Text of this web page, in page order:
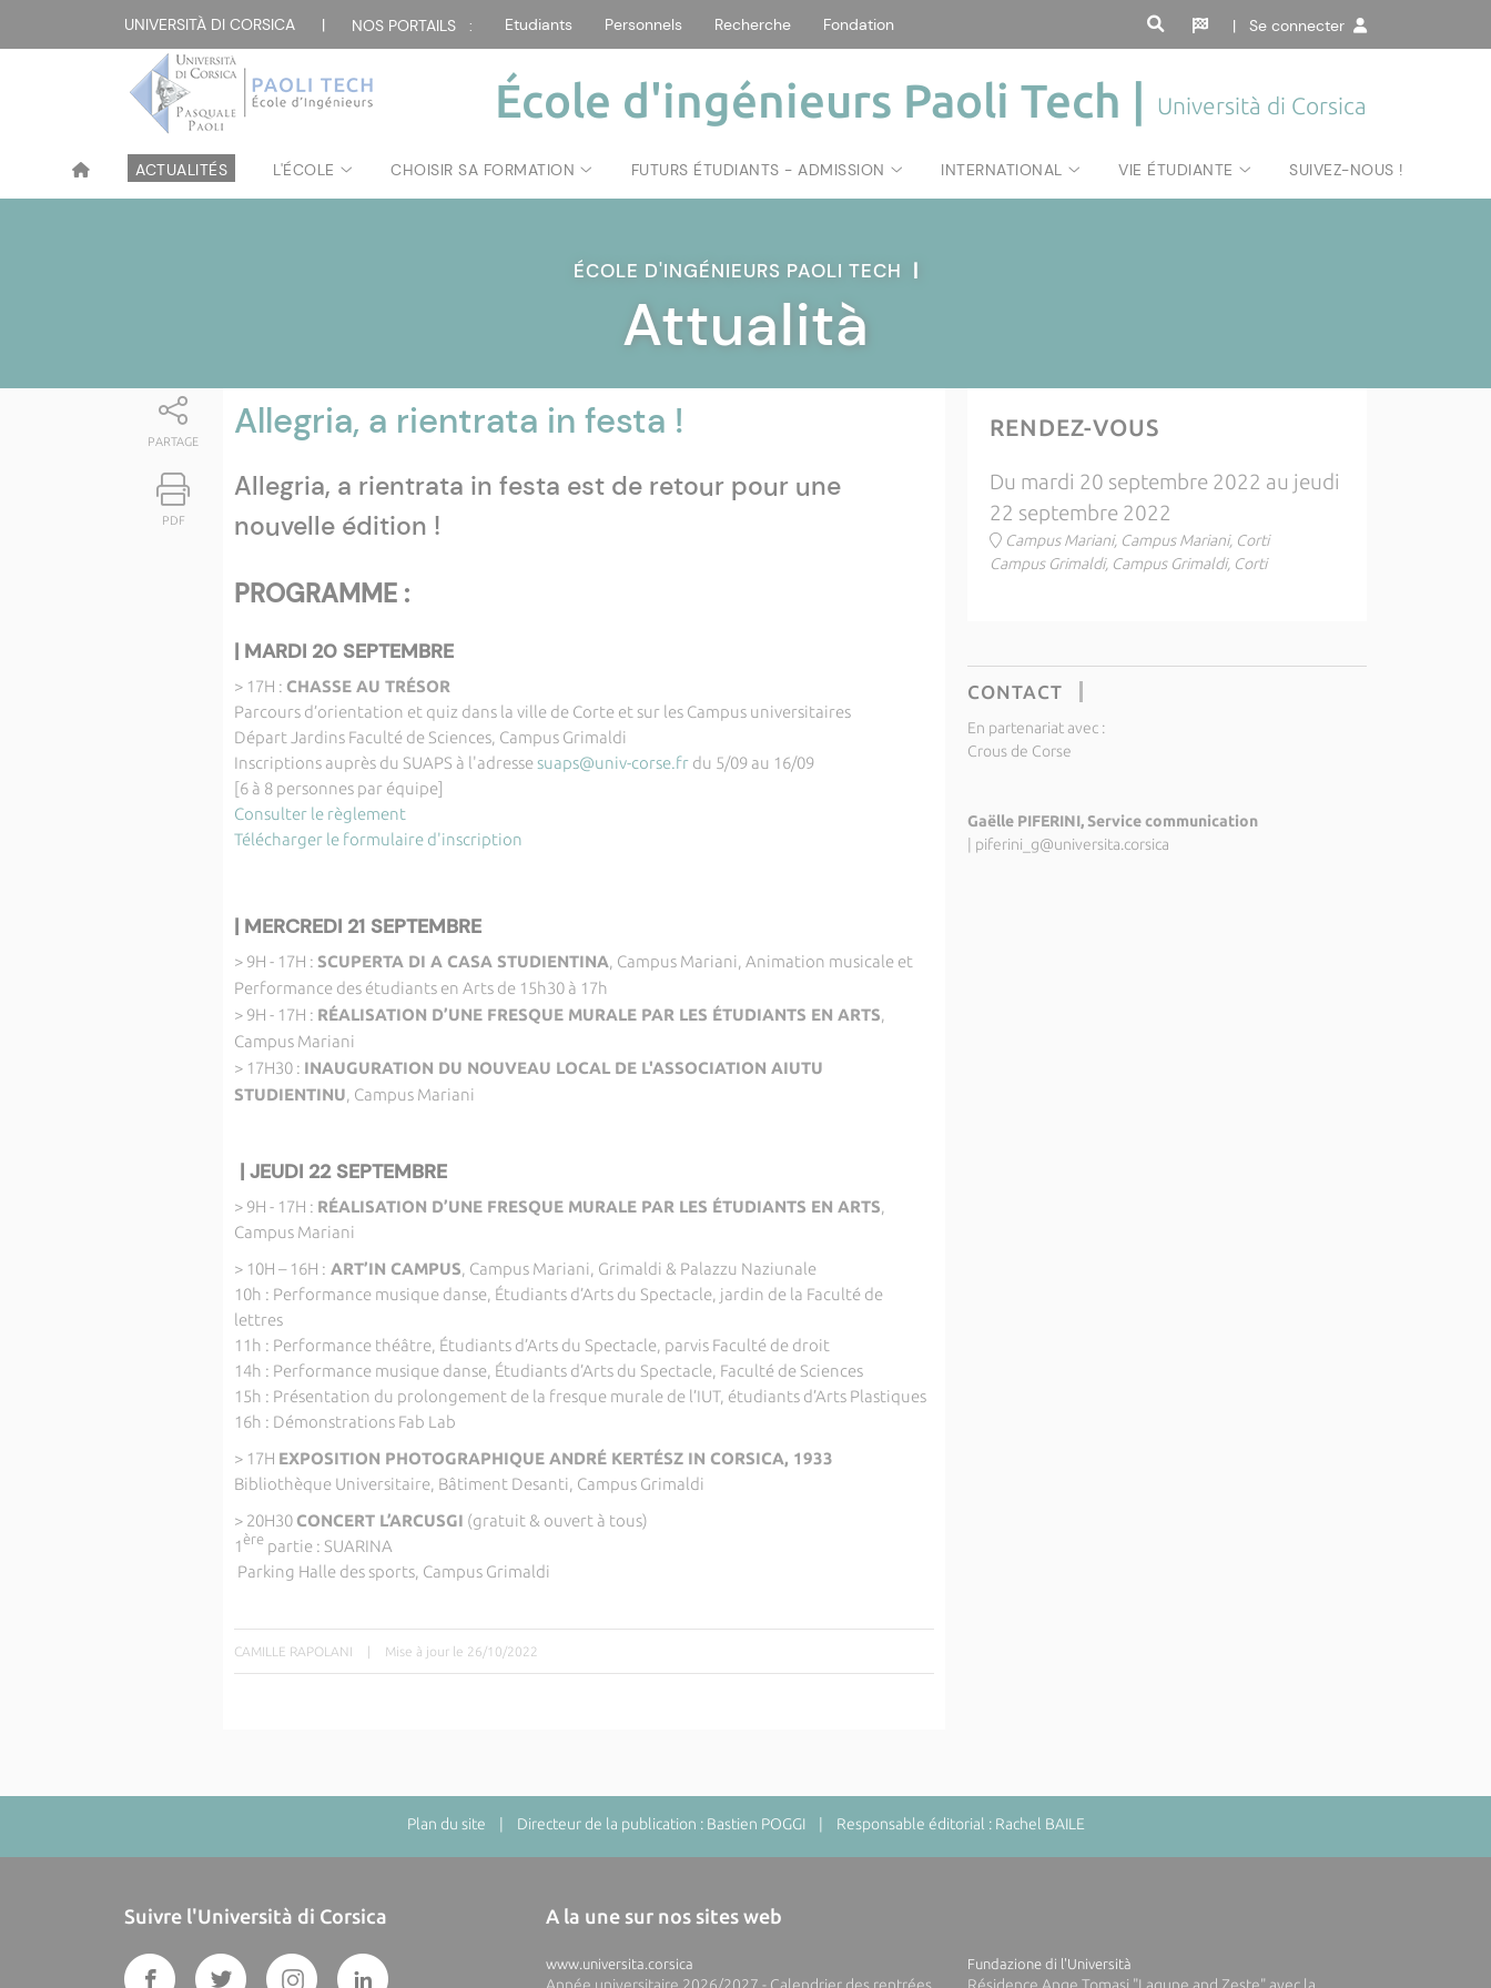
UNIVERSITÀ DI CORSICA | NOS PORTAILS : Etudiants Personnels Recherche Fondation | Se connecter
École d'ingénieurs Paoli Tech | Università di Corsica
ACTUALITÉS L'ÉCOLE CHOISIR SA FORMATION FUTURS ÉTUDIANTS - ADMISSION INTERNATIONAL VIE ÉTUDIANTE SUIVEZ-NOUS !
ÉCOLE D'INGÉNIEURS PAOLI TECH |
Attualità
PARTAGE
PDF
Allegria, a rientrata in festa !
Allegria, a rientrata in festa est de retour pour une
nouvelle édition !
PROGRAMME :
| MARDI 20 SEPTEMBRE
> 17H : CHASSE AU TRÉSOR
Parcours d’orientation et quiz dans la ville de Corte et sur les Campus universitaires
Départ Jardins Faculté de Sciences, Campus Grimaldi
Inscriptions auprès du SUAPS à l'adressesuaps@univ-corse.frdu 5/09 au 16/09
[6 à 8 personnes par équipe]
Consulter le règlement
Télécharger le formulaire d'inscription
| MERCREDI 21 SEPTEMBRE
> 9H - 17H : SCUPERTA DI A CASA STUDIENTINA, Campus Mariani, Animation musicale et
Performance des étudiants en Arts de 15h30 à 17h
> 9H - 17H : RÉALISATION D’UNE FRESQUE MURALE PAR LES ÉTUDIANTS EN ARTS,
Campus Mariani
> 17H30 : INAUGURATION DU NOUVEAU LOCAL DE L'ASSOCIATION AIUTU
STUDIENTINU, Campus Mariani
| JEUDI 22 SEPTEMBRE
> 9H - 17H : RÉALISATION D’UNE FRESQUE MURALE PAR LES ÉTUDIANTS EN ARTS,
Campus Mariani
> 10H – 16H : ART’IN CAMPUS, Campus Mariani, Grimaldi & Palazzu Naziunale
10h : Performance musique danse, Étudiants d’Arts du Spectacle, jardin de la Faculté de
lettres
11h : Performance théâtre, Étudiants d’Arts du Spectacle, parvis Faculté de droit
14h : Performance musique danse, Étudiants d’Arts du Spectacle, Faculté de Sciences
15h : Présentation du prolongement de la fresque murale de l’IUT, étudiants d’Arts Plastiques
16h : Démonstrations Fab Lab
> 17H EXPOSITION PHOTOGRAPHIQUE ANDRÉ KERTÉSZ IN CORSICA, 1933
Bibliothèque Universitaire, Bâtiment Desanti, Campus Grimaldi
> 20H30 CONCERT L’ARCUSGI (gratuit & ouvert à tous)
1 èrepartie : SUARINA
Parking Halle des sports, Campus Grimaldi
CAMILLE RAPOLANI | Mise à jour le 26/10/2022
RENDEZ-VOUS
Du mardi 20 septembre 2022 au jeudi
22 septembre 2022
Campus Mariani, Campus Mariani, Corti
Campus Grimaldi, Campus Grimaldi, Corti
CONTACT
En partenariat avec :
Crous de Corse
Gaëlle PIFERINI, Service communication
piferini_g@universita.corsica
Plan du site | Directeur de la publication : Bastien POGGI | Responsable éditorial : Rachel BAILE
Suivre l'Università di Corsica A la une sur nos sites web
www.universita.corsica Fundazione di l'Università